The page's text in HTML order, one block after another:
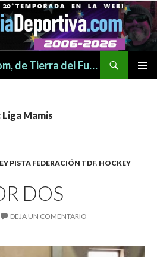
LaBestiaDeportiva.com, de Tierra del Fuego para todo el mundo
Mamis
PISTA FEDERACIÓN TDF, HOCKEY
DOS
DEJA UN COMENTARIO